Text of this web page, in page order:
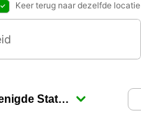
Keer terug naar dezelfde locatie